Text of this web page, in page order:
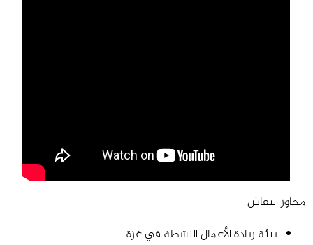
محاور النقاش
بيئة ريادة الأعمال النشطة في غزة